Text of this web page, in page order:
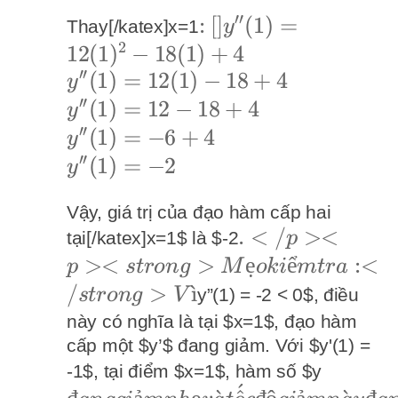
12x^2
- 18x
+ 4
Thay[/katex]x=1:
[]y''(1)
=
12(1)^2
- 18(1)
: []y′′(1) =
12(1)2 − 18(1) + 4
y''(1)
=
12(1)
- 18
+ 4
y′′(1) = 12(1) − 18 + 4
y''(1)
= 12
- 18
y′′(1) = 12 − 18 + 4
y''(1)
= -6
y′′(1) = −6 + 4
y''(1)
y′′(1) = −2
Vậy, giá trị của đạo hàm cấp hai
tại[/katex]x=1$ là $-2.</p> <p>
<strong>Mẹo
kiểm tra:
</strong> Vì
. < /p ><
p >< strong > Mẹokiểmtra :<
/strong > V ı
ˋy”(1) = -2 < 0$, điều
này có nghĩa là tại $x=1$, đạo hàm
cấp một $y’$ đang giảm. Với $y'(1) =
-1$, tại điểm $x=1$, hàm số $y